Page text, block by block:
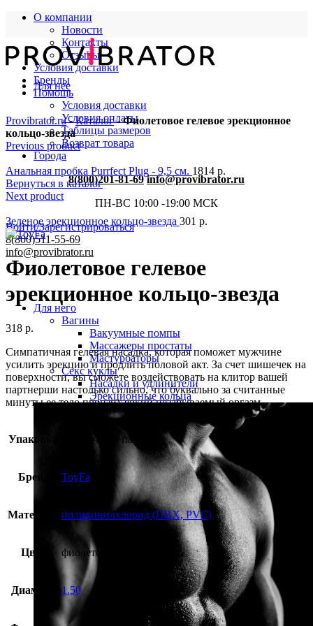
О компании
Новости
Контакты
Отзывы
Условия доставки
Бренды
Помощь
Условия доставки
Условия оплаты
Таблицы размеров
Возврат товара
Города
8(800)201-81-69 info@provibrator.ru
ПН-ВС 10:00 -19:00 МСК
Войти/Зарегистрироваться
8(800)511-55-69
info@provibrator.ru
Для нее
Для него
Вагины
Вакуумные помпы
Массажеры простаты
Мастурбаторы
Секс куклы
Насадки и удлинители
Эрекционные кольца
Provibrator.ru-Каталог-Фиолетовое гелевое эрекционное
кольцо-звезда
Previous product
Анальная пробка Purrfect Plug - 9,5 см. 1814 р.
Вернуться в каталог
Next product
Зеленое эрекционное кольцо-звезда 301 р.
Фиолетовое гелевое
эрекционное кольцо-звезда
318 р.
Симпатичная гелевая насадка, которая поможет мужчине
усилить эрекцию и продлить половой акт. За счет шишечек на
поверхности, вы сможете воздействовать на клитор вашей
партнерши настолько сильно, что буквально за считанные
минуты ее тело пронзит яркий незабываемый оргазм.
Упаковка прозрачный пакет
Бренд ToyFa
Материал поливинилхлорид (ПВХ, PVC)
Цвет фиолетовый
Диаметр 1.50